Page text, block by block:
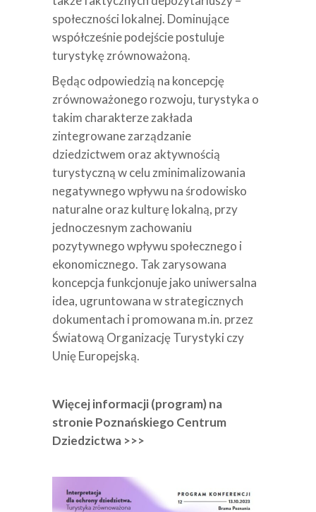
społeczności lokalnej. Dominujące
współcześnie podejście postuluje
turystykę zrównoważoną.
Będąc odpowiedzią na koncepcję
zrównoważonego rozwoju, turystyka o
takim charakterze zakłada
zintegrowane zarządzanie
dziedzictwem oraz aktywnością
turystyczną w celu zminimalizowania
negatywnego wpływu na środowisko
naturalne oraz kulturę lokalną, przy
jednoczesnym zachowaniu
pozytywnego wpływu społecznego i
ekonomicznego. Tak zarysowana
koncepcja funkcjonuje jako uniwersalna
idea, ugruntowana w strategicznych
dokumentach i promowana m.in. przez
Światową Organizację Turystyki czy
Unię Europejską.
Więcej informacji (program) na
stronie Poznańskiego Centrum
Dziedzictwa >>>